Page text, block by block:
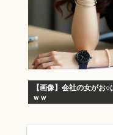
【画像】会社の女がお
ｗｗ